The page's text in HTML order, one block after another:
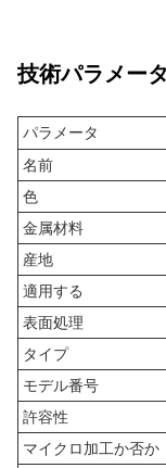
技術パラメー
パラメータ
名前
色
金属材料
産地
適用する
表面処理
タイプ
モデル番号
許容性
マイクロ加工か否か